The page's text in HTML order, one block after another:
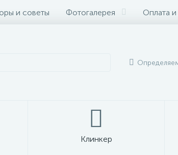
и советы Фотогалерея Оплата и
Клинкер